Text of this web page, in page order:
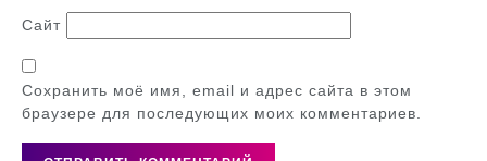
Сайт
Сохранить моё имя, email и адрес сайта в этом
браузере для последующих моих комментариев.